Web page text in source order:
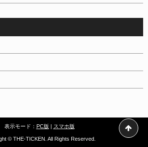
表示モード： PC版 | スマホ版
© THE-TICKEN. All Rights Reserved.